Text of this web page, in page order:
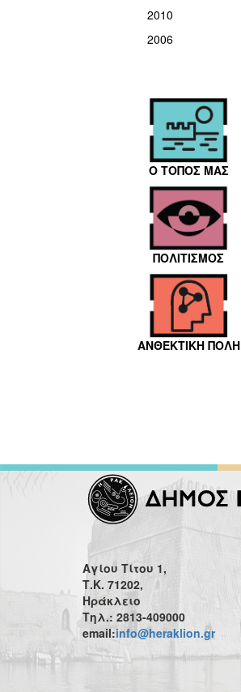
2010
2006
Ο ΤΟΠΟΣ ΜΑΣ
ΠΟΛΙΤΙΣΜΟΣ
ΑΝΘΕΚΤΙΚΗ ΠΟΛΗ
Αγίου Τίτου 1,
Τ.Κ. 71202,
Ηράκλειο
Τηλ.: 2813-409000
email:info@heraklion.gr